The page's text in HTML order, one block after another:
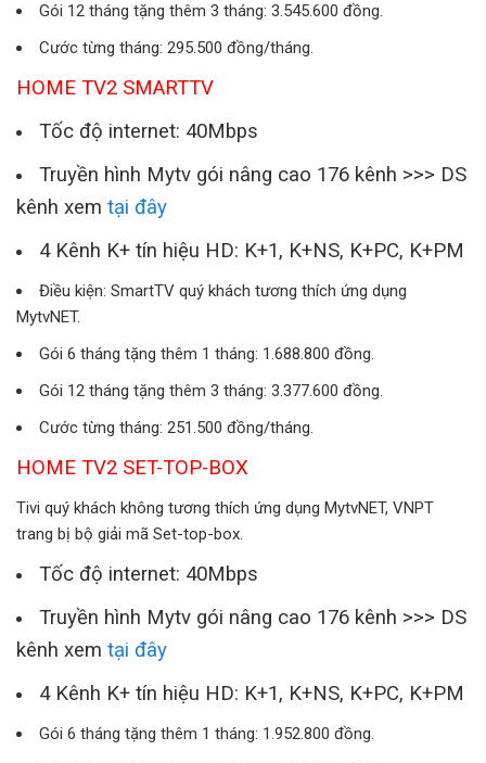
Gói 12 tháng tặng thêm 3 tháng: 3.545.600 đồng.
Cước từng tháng: 295.500 đồng/tháng.
HOME TV2 SMARTTV
Tốc độ internet: 40Mbps
Truyền hình Mytv gói nâng cao 176 kênh >>> DS
kênh xem tại đây
4 Kênh K+ tín hiệu HD: K+1, K+NS, K+PC, K+PM
Điều kiện: SmartTV quý khách tương thích ứng dụng
MytvNET.
Gói 6 tháng tặng thêm 1 tháng: 1.688.800 đồng.
Gói 12 tháng tặng thêm 3 tháng: 3.377.600 đồng.
Cước từng tháng: 251.500 đồng/tháng.
HOME TV2 SET-TOP-BOX
Tivi quý khách không tương thích ứng dụng MytvNET, VNPT
trang bị bộ giải mã Set-top-box.
Tốc độ internet: 40Mbps
Truyền hình Mytv gói nâng cao 176 kênh >>> DS
kênh xem tại đây
4 Kênh K+ tín hiệu HD: K+1, K+NS, K+PC, K+PM
Gói 6 tháng tặng thêm 1 tháng: 1.952.800 đồng.